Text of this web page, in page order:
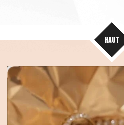
HAUT